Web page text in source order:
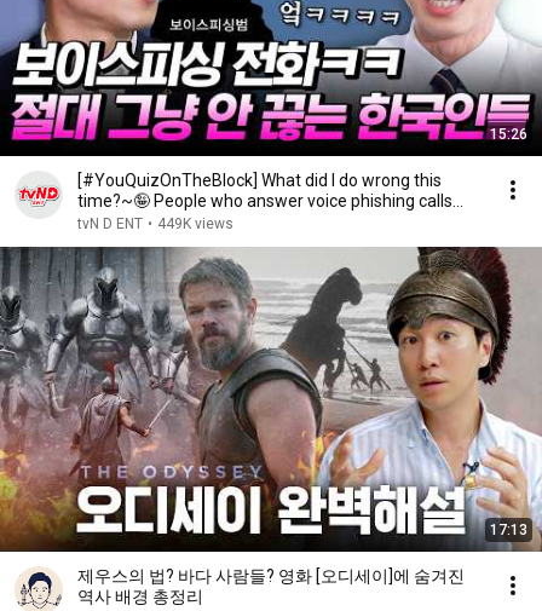
15:26
[#YouQuizOnTheBlock] What did I do wrong this
time?~🤪 People who answer voice phishing calls
and ...
tvN D ENT • 449K views
17:13
제우스의 법? 바다 사람들? 영화 [오디세이]에 숨겨진
역사 배경 총정리